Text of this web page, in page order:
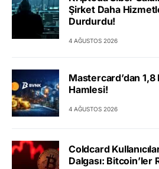
Şirket Daha
Durdurdu!
4 AĞUSTOS 2026
Mastercard’dan
Hamlesi!
4 AĞUSTOS 2026
Coldcard
Dalgası: Bitcoin’ler